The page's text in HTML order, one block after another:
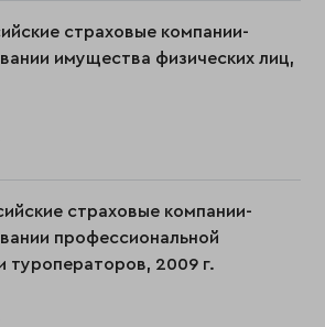
страховые компании-
имущества физических лиц,
страховые компании-
профессиональной
туроператоров, 2009 г.